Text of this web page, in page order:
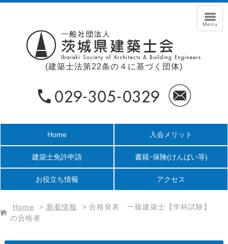
(建築士法第22条の４に基づく団体)
Home 入会メリット
建築士免許申請 書籍･保険(けんばい等)
お役立ち情報 アクセス
Home > 新着情報 > 合格発表 一級建築士【学科試験】
の合格者